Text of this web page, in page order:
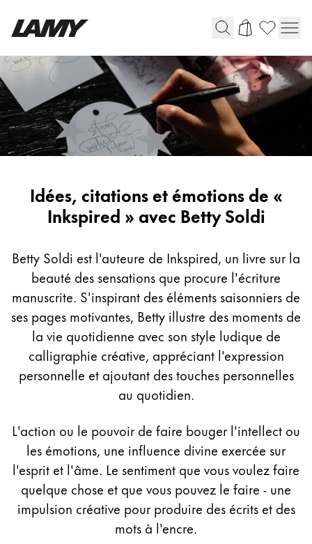
Instruments d'écriture
Stylo-plume
Stylo-bille
Stylo à pression/à vis
Digital Writing
Pour Android
Peinture et Dessiner
Aquarelle
Crayons de couleur
Black Magic Edition
Accessoires et pièces de rechange
Recharges
Encres / effaceurs d'encre
Pièces de rechange
Inspiring
writing
Betty
Soldi
Idées, citations et émotions de «
Inkspired » avec Betty Soldi
Betty Soldi est l'auteure de Inkspired, un livre sur la
beauté des sensations que procure l'écriture
manuscrite. S'inspirant des éléments saisonniers de
ses pages motivantes, Betty illustre des moments de
la vie quotidienne avec son style ludique de
calligraphie créative, appréciant l'expression
personnelle et ajoutant des touches personnelles
au quotidien.
L'action ou le pouvoir de faire bouger l'intellect ou
les émotions, une influence divine exercée sur
l'esprit et l'âme. Le sentiment que vous voulez faire
quelque chose et que vous pouvez le faire - une
impulsion créative pour produire des écrits et des
mots à l'encre.